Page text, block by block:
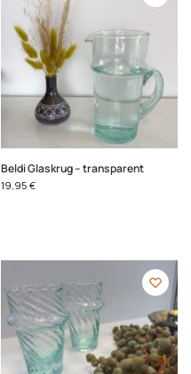
Beldi Glaskrug – transparent
19,95 €